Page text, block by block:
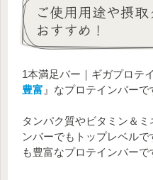
ご使用用途や摂
おすすめ！
1本満足バー｜ギガプロテ
豊富 』なプロテインバーで
タンパク質やビタミン＆
ンバーでもトップレベルで
も豊富なプロテインバーで